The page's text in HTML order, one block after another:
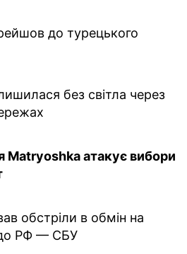
до турецького
без світла через
Matryoshka атакує вибори
обстріли в обмін на
РФ — СБУ